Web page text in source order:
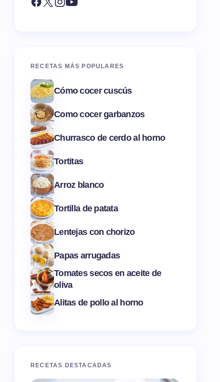
RECETAS MÁS POPULARES
Cómo cocer cuscús
Como cocer garbanzos
Churrasco de cerdo al horno
Tortitas
Arroz blanco
Tortilla de patata
Lentejas con chorizo
Papas arrugadas
Tomates secos en aceite de
oliva
Alitas de pollo al horno
RECETAS DESTACADAS